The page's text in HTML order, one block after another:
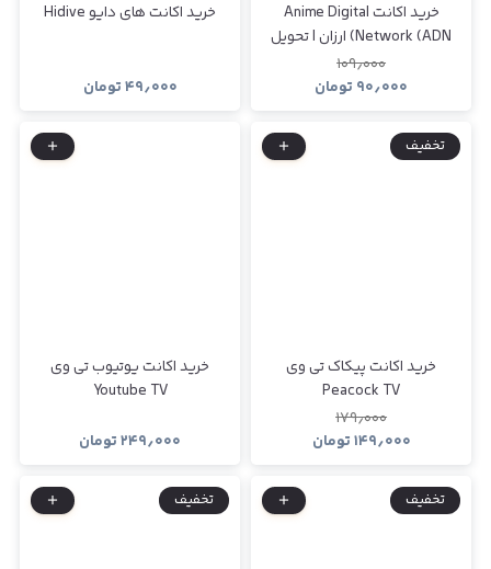
خرید اکانت Anime Digital
Network (ADN) ارزان | تحویل
سریع
۱۰۹٫۰۰۰
۹۰٫۰۰۰ تومان
خرید اکانت های دایو Hidive
۴۹٫۰۰۰تومان
تخفیف
خرید اکانت پیکاک تی وی
Peacock TV
۱۷۹٫۰۰۰
۱۴۹٫۰۰۰تومان
خرید اکانت یوتیوب تی وی
Youtube TV
۲۴۹٫۰۰۰تومان
تخفیف تخفیف